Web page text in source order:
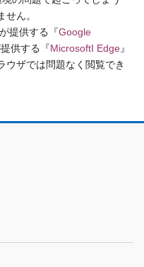
ん。
提供する『Google
供する『MicrosoftI Edge』
ウザでは問題なく閲覧でき